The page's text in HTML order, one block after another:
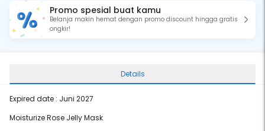
Promo spesial buat kamu
Belanja makin hemat dengan promo discount hingga gratis
ongkir!
Details
Expired date : Juni 2027
Moisturize Rose Jelly Mask